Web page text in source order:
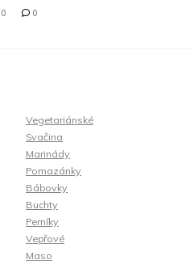
0
Vegetariánské
Svačina
Marinády
Pomazánky
Bábovky
Buchty
Perníky
Vepřové
Maso